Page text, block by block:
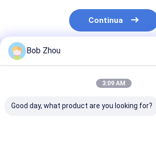
Continua
Prodotti Raccomandati
Bob Zhou
3:09 AM
Good day, what product are you looking for?